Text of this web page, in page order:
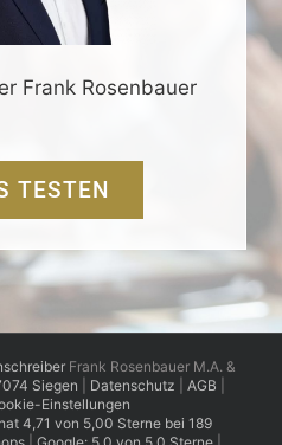
Frank Rosenbauer
TESTEN
Frank Rosenbauer M.A. &
Siegen Datenschutz AGB
Einstellungen
hat 4,71 von 5,00 Sterne bei 189